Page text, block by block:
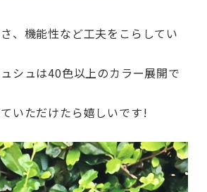
さ、機能性など工夫をこらしてい
ュシュは40色以上のカラー展開で
ていただけたら嬉しいです!